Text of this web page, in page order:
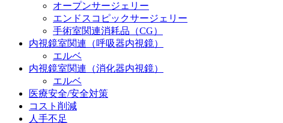
オープンサージェリー
エンドスコピックサージェリー
手術室関連消耗品（CG）
内視鏡室関連（呼吸器内視鏡）
エルベ
内視鏡室関連（消化器内視鏡）
エルベ
医療安全/安全対策
コスト削減
人手不足